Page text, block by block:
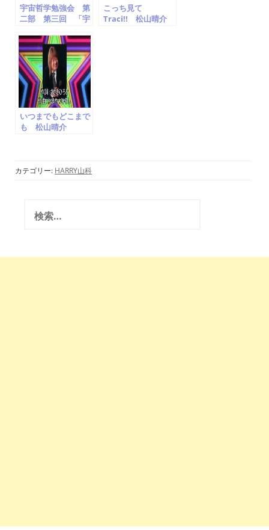
宇宙哲学勉強会 第
二部 第三回 「宇
harry山科
こっち見て
Traci!! 松山晴介
いつまでもどこまで
も 松山晴介
cover かまやつひ
カテゴリー: HARRY山科